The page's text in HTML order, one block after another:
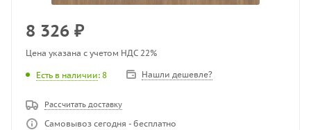
8 326 ₽
Цена указана с учетом НДС 22%
Есть в наличии: 8 Нашли дешевле?
Рассчитать доставку
Самовывоз сегодня - бесплатно